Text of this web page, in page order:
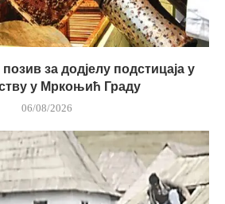
за додјелу подстицаја у
у Мркоњић Граду
06/08/2026